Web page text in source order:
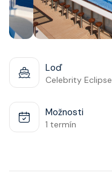
Loď
Celebrity Eclipse
Možnosti
1 termín